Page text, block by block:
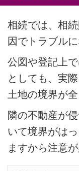
相続では、相
因でトラブル
公図や登記上
としても、実
土地の境界が
隣の不動産が
いて境界がは
ますから注意が